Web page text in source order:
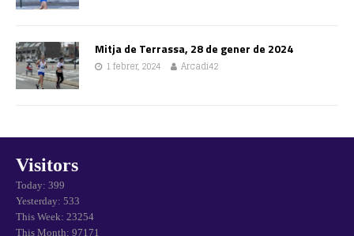
Mitja de Terrassa, 28 de gener de 2024
1 febrer, 2024 Arcadi42
Visitors
Today: 399
Yesterday: 533
This Week: 23254
This Month: 97171